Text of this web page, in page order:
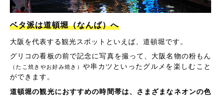
ベタ派は道頓堀（なんば）へ
大阪を代表する観光スポットといえば、道頓堀です。
グリコの看板の前で記念に写真を撮って、大阪名物の粉もん
（たこ焼きやお好み焼き） や串カツといったグルメを楽しむこと
ができます。
道頓堀の観光におすすめの時間帯は、さまざまなネオンの色